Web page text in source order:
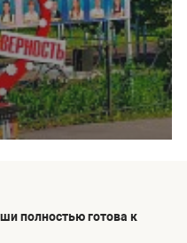
полностью готова к